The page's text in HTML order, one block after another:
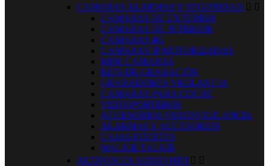
CAMARAS ALARMAS Y SEGURIDAD  
CAMARAS DE EXTERIOR
CAMARAS DE INTERIOR
CAMARAS 4G
CAMARAS IP MOTORIZADAS
MINI CAMARAS
KITS DE GRABACIÓN
GRABADORES VIGILANCIA
CAMARAS PARA COCHE
VIDEOPORTEROS
ACCESORIOS VIDEOVIGILANCIA
ALARMAS Y ACCESORIOS
CAJAS FUERTES
WALKIE TALKIE
ALTAVOCES AUDIO HIFI  